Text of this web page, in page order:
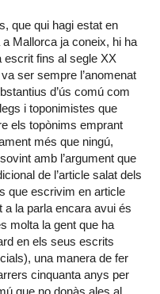
que qui hagi estat en
Mallorca ja coneix, hi ha
escrit fins al segle XX
ser sempre l’anomenat
d’ús comú com
i toponimistes que
els topònims emprant
més que ningú,
amb l’argument que
de l’article salat dels
que escrivim en article
a la parla encara avui és
molta la gent que ha
en els seus escrits
una manera de fer
cinquanta anys per
que no donàs ales al